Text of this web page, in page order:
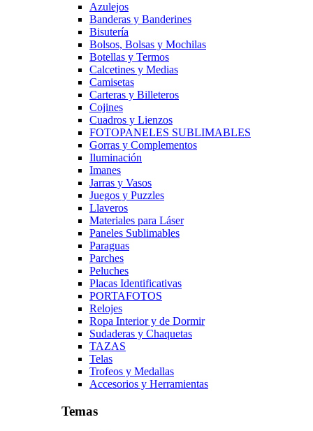
Azulejos
Banderas y Banderines
Bisutería
Bolsos, Bolsas y Mochilas
Botellas y Termos
Calcetines y Medias
Camisetas
Carteras y Billeteros
Cojines
Cuadros y Lienzos
FOTOPANELES SUBLIMABLES
Gorras y Complementos
Iluminación
Imanes
Jarras y Vasos
Juegos y Puzzles
Llaveros
Materiales para Láser
Paneles Sublimables
Paraguas
Parches
Peluches
Placas Identificativas
PORTAFOTOS
Relojes
Ropa Interior y de Dormir
Sudaderas y Chaquetas
TAZAS
Telas
Trofeos y Medallas
Accesorios y Herramientas
Temas